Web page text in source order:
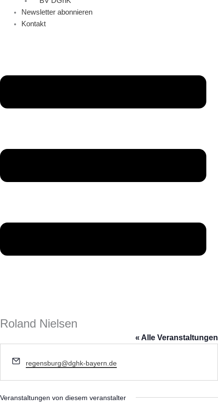
Newsletter abonnieren
Kontakt
Roland Nielsen
« Alle Veranstaltungen
E
a
regensburg@dghk-bayern.de
Veranstaltungen von diesem veranstalter